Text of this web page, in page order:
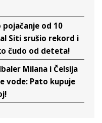
od 10
Siti srušio rekord i
čudo od deteta!
Milana i Čelsija
vode: Pato kupuje